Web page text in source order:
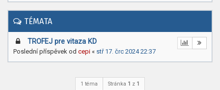
TÉMATA
TROFEJ pre vitaza KD
Poslední příspěvek od cepi « stř 17. črc 2024 22:37
1 téma Stránka 1 z 1